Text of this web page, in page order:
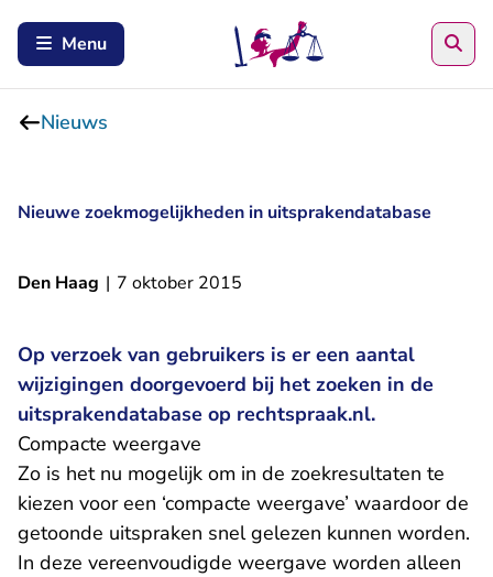
Menu
Nieuws
Nieuwe zoekmogelijkheden in uitsprakendatabase
Den Haag | 7 oktober 2015
Op verzoek van gebruikers is er een aantal
wijzigingen doorgevoerd bij het zoeken in de
uitsprakendatabase op rechtspraak.nl.
Compacte weergave
Zo is het nu mogelijk om in de zoekresultaten te
kiezen voor een ‘compacte weergave’ waardoor de
getoonde uitspraken snel gelezen kunnen worden.
In deze vereenvoudigde weergave worden alleen